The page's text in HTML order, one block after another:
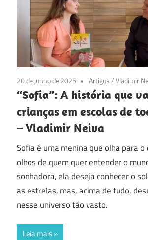
20 de junho de 2025 Artigos/Vladimir
“Sofia”: A história que
crianças em escolas de
– Vladimir Neiva
Sofia é uma menina que olha para o
olhos de quem quer entender o
sonhadora, ela deseja conhecer o
as estrelas, mas, acima de tudo,
nesse universo tão vasto.
Leia mais